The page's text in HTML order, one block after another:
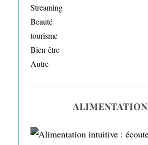
Streaming
Beauté
tourisme
Bien-être
Autre
ALIMENTATION